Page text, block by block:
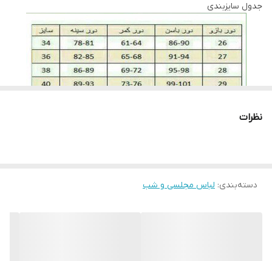
خشک شود لباس ها را در سایه خشک کنید به دور از نور خوشید این
روش بسیار بهتری است. برای اتو کردن این نوع پارچه ها باید نکاتی را
نیز رعایت کنید، قبل از هرکاری از تمیز بودن کف اتو اطمینان حاصل کنید،
پارچه سفید نازکی روی لباس قرار داده و به آرامی با درجه کم اتو بزنید و
به مراتب درجه را بروی ارقام بیشتری تنظیم کنید. توجه کنید قسمت
لطفا در ثبت سفارش سایز خود دقت نمایید
جدول سایزبندی
نظرات
دسته‌بندی: لباس مجلسی و شب